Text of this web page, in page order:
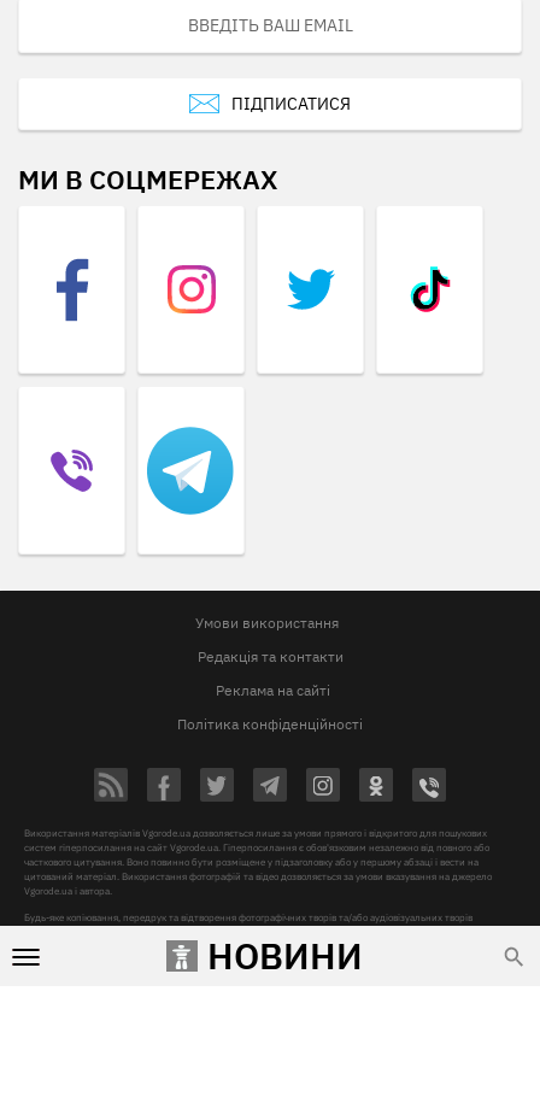
НОВИНИ
ПІДПИСАТИСЯ
МИ В СОЦМЕРЕЖАХ
Умови використання
Редакція та контакти
Реклама на сайті
Політика конфіденційності
Використання матеріалів Vgorode.ua дозволяється лише за умови прямого і відкритого для пошукових
систем гіперпосилання на сайт Vgorode.ua. Гіперпосилання є обов'язковим незалежно від повного або
часткового цитування. Воно повинно бути розміщене у підзаголовку або у першому абзаці і вести на
цитований матеріал. Використання фотографій та відео дозволяється за умови вказування на джерело
Vgorode.ua і автора.
Будь-яке копіювання, передрук та відтворення фотографічних творів та/або аудіовізуальних творів
Суб'єкт у сфері онлайн-медіа, Назва онлайн-медіа – «VGORODE», Адреса: 02091, місто Київ, ХАРКІВСЬКЕ
ШОСЕ, будинок 172-Б, офіс 208/1, E-mail:
sunlight@mediadim.com.ua, Телефон: 044-205-43-00,